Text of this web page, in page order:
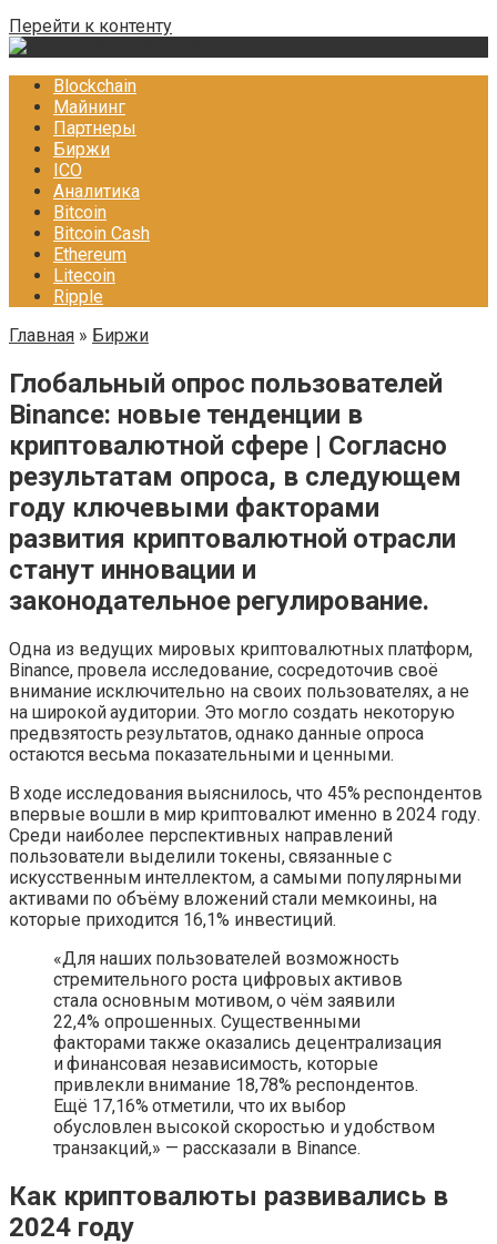
Перейти к контенту
Blockchain
Майнинг
Партнеры
Биржи
ICO
Аналитика
Bitcoin
Bitcoin Cash
Ethereum
Litecoin
Ripple
Главная » Биржи
Глобальный опрос пользователей
Binance: новые тенденции в
криптовалютной сфере | Согласно
результатам опроса, в следующем
году ключевыми факторами
развития криптовалютной отрасли
станут инновации и
законодательное регулирование.
Одна из ведущих мировых криптовалютных платформ,
Binance, провела исследование, сосредоточив своё
внимание исключительно на своих пользователях, а не
на широкой аудитории. Это могло создать некоторую
предвзятость результатов, однако данные опроса
остаются весьма показательными и ценными.
В ходе исследования выяснилось, что 45% респондентов
впервые вошли в мир криптовалют именно в 2024 году.
Среди наиболее перспективных направлений
пользователи выделили токены, связанные с
искусственным интеллектом, а самыми популярными
активами по объёму вложений стали мемкоины, на
которые приходится 16,1% инвестиций.
«Для наших пользователей возможность
стремительного роста цифровых активов
стала основным мотивом, о чём заявили
22,4% опрошенных. Существенными
факторами также оказались децентрализация
и финансовая независимость, которые
привлекли внимание 18,78% респондентов.
Ещё 17,16% отметили, что их выбор
обусловлен высокой скоростью и удобством
транзакций,» — рассказали в Binance.
Как криптовалюты развивались в
2024 году